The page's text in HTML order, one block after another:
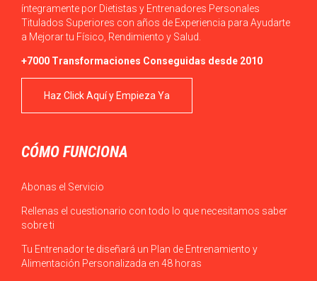
íntegramente por Dietistas y Entrenadores Personales
Titulados Superiores con años de Experiencia para Ayudarte
a Mejorar tu Físico, Rendimiento y Salud.
+7000 Transformaciones Conseguidas desde 2010
Haz Click Aquí y Empieza Ya
CÓMO FUNCIONA
Abonas el Servicio
Rellenas el cuestionario con todo lo que necesitamos saber
sobre ti
Tu Entrenador te diseñará un Plan de Entrenamiento y
Alimentación Personalizada en 48 horas